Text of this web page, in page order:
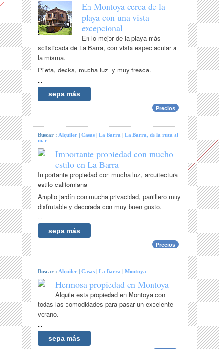
En Montoya cerca de la
playa con una vista
excepcional
En lo mejor de la playa más
sofisticada de La Barra, con vista espectacular a
la misma.
Pileta, decks, mucha luz, y muy fresca.
...
sepa más
Precios
Buscar :Alquiler |Casas |La Barra |La Barra, de la ruta al
mar
Importante propiedad con mucho
estilo en La Barra
Importante propiedad con mucha luz, arquitectura
estilo californiana.
Amplio jardín con mucha privacidad, parrillero muy
disfrutable y decorada con muy buen gusto.
...
sepa más
Precios
Buscar :Alquiler |Casas |La Barra |Montoya
Hermosa propiedad en Montoya
Alquile esta propiedad en Montoya con
todas las comodidades para pasar un excelente
verano.
...
sepa más